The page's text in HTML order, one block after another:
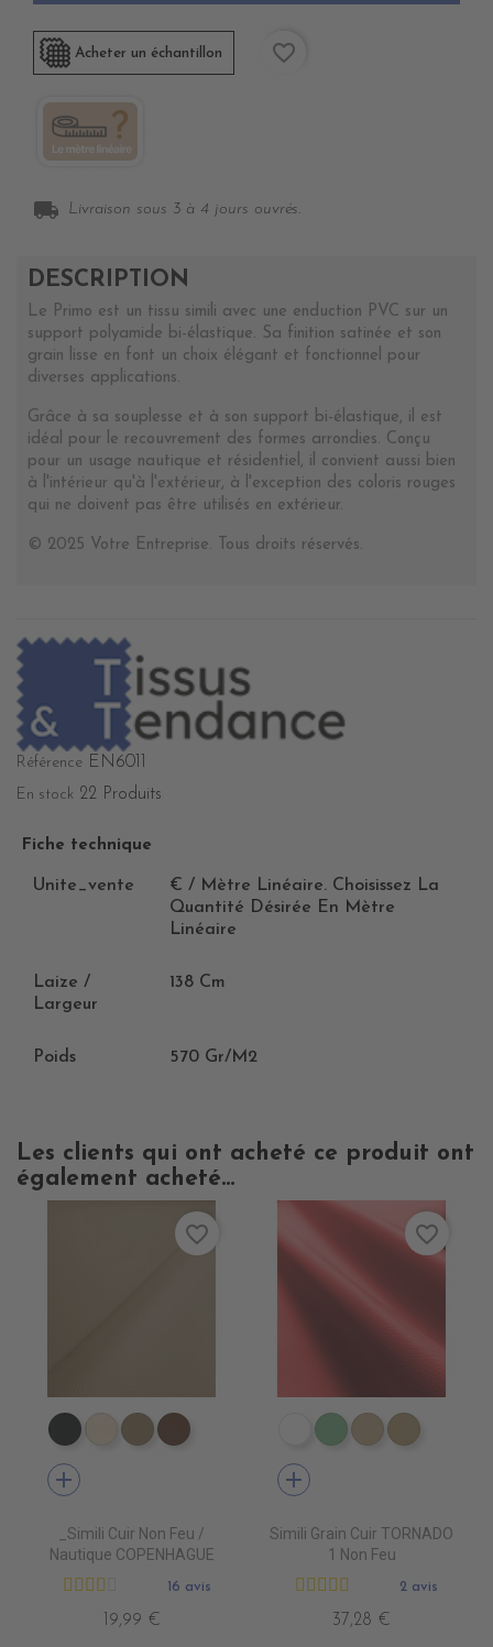
Acheter un échantillon favorite_border
local_shipping Livraison sous 3 à 4 jours ouvrés.
DESCRIPTION
Le Primo est un tissu simili avec une enduction PVC sur un
support polyamide bi-élastique. Sa finition satinée et son
grain lisse en font un choix élégant et fonctionnel pour
diverses applications.
Grâce à sa souplesse et à son support bi-élastique, il est
idéal pour le recouvrement des formes arrondies. Conçu
pour un usage nautique et résidentiel, il convient aussi bien
à l'intérieur qu'à l'extérieur, à l'exception des coloris rouges
qui ne doivent pas être utilisés en extérieur.
© 2025 Votre Entreprise. Tous droits réservés.
Référence EN6011
En stock 22 Produits
Fiche technique
Unite_vente
€ / Mètre Linéaire. Choisissez La
Quantité Désirée En Mètre
Linéaire
Laize /
Largeur
138 Cm
Poids 570 Gr/m2
Les clients qui ont acheté ce produit ont
également acheté...
EN7005 VERT ANGLAIS
EN7001 CREME
EN7002 BEIGE
EN7003 BRUN
add
_Simili Cuir Non Feu /
Nautique COPENHAGUE
16 avis
19,99 €
favorite_border
EN3000 NEIGE
EN3010EN3020EN3030
add
Simili Grain Cuir TORNADO
1 Non Feu
2 avis
37,28 €
favorite_border